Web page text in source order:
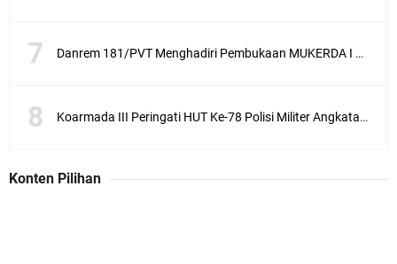
Danrem 181/PVT Menghadiri Pembukaan MUKERDA I Majelis Daerah GPdI Provinsi PBD
Koarmada III Peringati HUT Ke-78 Polisi Militer Angkatan Laut
Konten Pilihan